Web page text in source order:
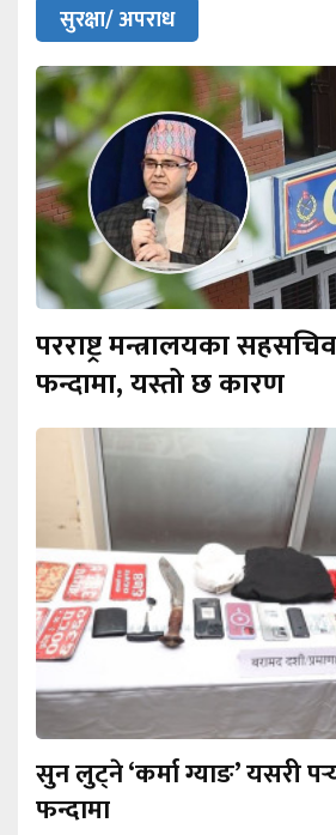
सुरक्षा/ अपराध
परराष्ट्र मन्त्रालयका
फन्दामा, यस्तो छ कारण
सुन लुट्ने ‘कर्मा ग्याङ’ यसरी
फन्दामा